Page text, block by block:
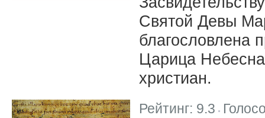
Святой Девы
благословлена
Царица
христиан.
Рейтинг: 9.3